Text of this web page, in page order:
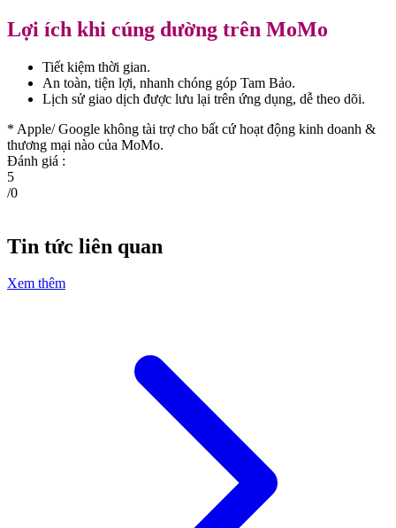
Lợi ích khi cúng dường trên MoMo
Tiết kiệm thời gian.
An toàn, tiện lợi, nhanh chóng góp Tam Bảo.
Lịch sử giao dịch được lưu lại trên ứng dụng, dễ theo dõi.
* Apple/ Google không tài trợ cho bất cứ hoạt động kinh doanh &
thương mại nào của MoMo.
Đánh giá :
5
/0
Tin tức liên quan
Xem thêm